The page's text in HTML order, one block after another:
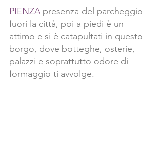
PIENZA presenza del parcheggio
fuori la città, poi a piedi è un
attimo e si è catapultati in questo
borgo, dove botteghe, osterie,
palazzi e soprattutto odore di
formaggio ti avvolge.